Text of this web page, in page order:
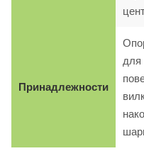
Принадлежности
для